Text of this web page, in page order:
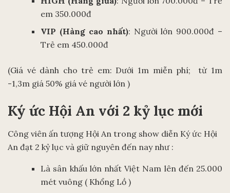
em 350.000đ
VIP (Hàng cao nhất): Người lớn 900.000đ –
Trẻ em 450.000đ
(Giá vé dành cho trẻ em: Dưới 1m miễn phí; từ 1m
-1,3m giá 50% giá vé người lớn )
Ký ức Hội An với 2 kỷ lục mới
Công viên ấn tượng Hội An trong show diễn Ký ức Hội
An đạt 2 kỷ lục và giữ nguyên đến nay như :
Là sân khấu lớn nhất Việt Nam lên đến 25.000
mét vuông ( Khổng Lồ )